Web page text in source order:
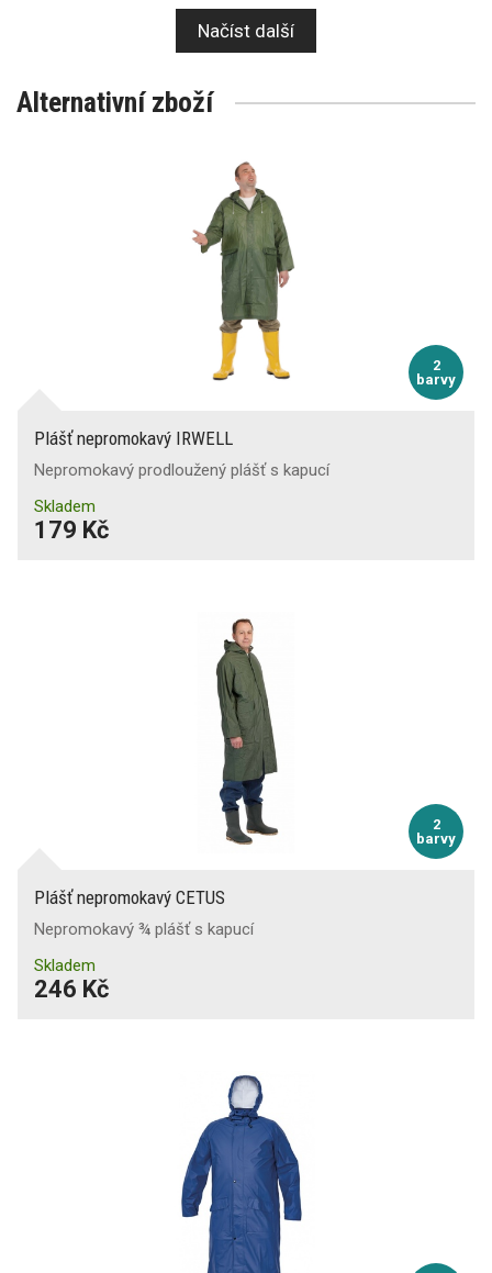
Načíst další
Alternativní zboží
2
barvy
Plášť nepromokavý IRWELL
Nepromokavý prodloužený plášť s kapucí
Skladem
179 Kč
2
barvy
Plášť nepromokavý CETUS
Nepromokavý ¾ plášť s kapucí
Skladem
246 Kč